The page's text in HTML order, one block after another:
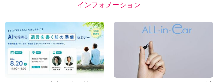
ープンイヤー型イヤホン
「kikippa イヤホン
いてのお詫びと訂正